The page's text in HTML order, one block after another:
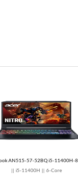
AN515-57-52BQ i5-11400H-
|| i5-11400H || 6-Core